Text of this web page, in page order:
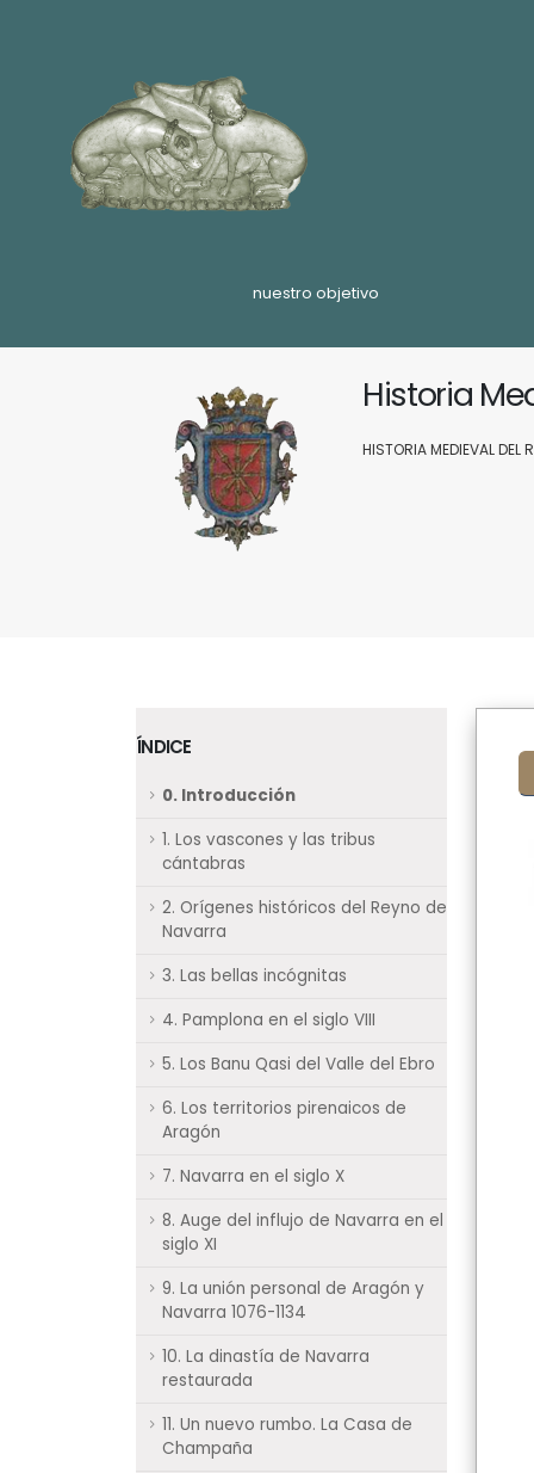
nuestro objetivo
Historia
HISTORIA MEDIEVAL DEL
ÍNDICE
0. Introducción
1. Los vascones y las tribus
cántabras
2. Orígenes históricos del Reyno de
Navarra
3. Las bellas incógnitas
4. Pamplona en el siglo VIII
5. Los Banu Qasi del Valle del Ebro
6. Los territorios pirenaicos de
Aragón
7. Navarra en el siglo X
8. Auge del influjo de Navarra en el
siglo XI
9. La unión personal de Aragón y
Navarra 1076-1134
10. La dinastía de Navarra
restaurada
11. Un nuevo rumbo. La Casa de
Champaña